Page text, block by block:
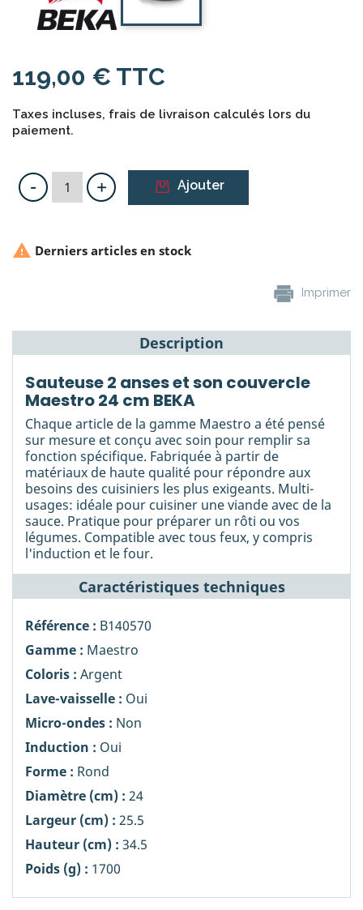
119,00 € TTC
Taxes incluses, frais de livraison calculés lors du
paiement.
- + Ajouter
 Derniers articles en stock
Imprimer
Description
Sauteuse 2 anses et son couvercle
Maestro 24 cm BEKA
Chaque article de la gamme Maestro a été pensé
sur mesure et conçu avec soin pour remplir sa
fonction spécifique. Fabriquée à partir de
matériaux de haute qualité pour répondre aux
besoins des cuisiniers les plus exigeants. Multi-
usages: idéale pour cuisiner une viande avec de la
sauce. Pratique pour préparer un rôti ou vos
légumes. Compatible avec tous feux, y compris
l'induction et le four.
Caractéristiques techniques
Référence : B140570
Gamme : Maestro
Coloris : Argent
Lave-vaisselle : Oui
Micro-ondes : Non
Induction : Oui
Forme : Rond
Diamètre (cm) : 24
Largeur (cm) : 25.5
Hauteur (cm) : 34.5
Poids (g) : 1700